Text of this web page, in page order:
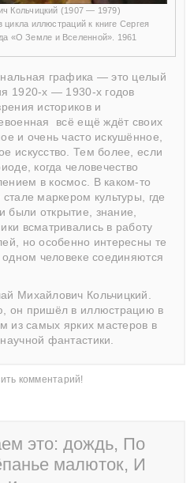
Кольчицкий (1907 — 1979)
иллюстраций к книге Сергея
«О Земле и Вселенной». 1961
графика — это целый
1920-х — 1930-х годов
историков и
всё ещё ждёт своих
и очень часто искушённое,
искусство. Тем более, если
когда человечество
в космос. В каком-то
маркером культуры, где
были открытие, знание,
всматривались в работу
но особенно интересны те
одном человеке соединяются
Михайлович Кольчицкий.
он пришёл в иллюстрацию в
из самых ярких мастеров в
фантастики.
комментарий!
это: дождь, По
малюток, И